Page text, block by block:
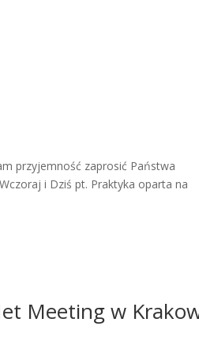
przyjemność zaprosić Państwa
i Dziś pt. Praktyka oparta na
Meeting w